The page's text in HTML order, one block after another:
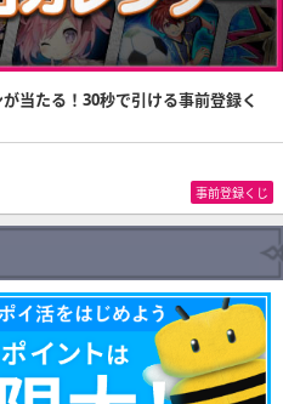
当たる！30秒で引ける事前登録く
事前登録くじ